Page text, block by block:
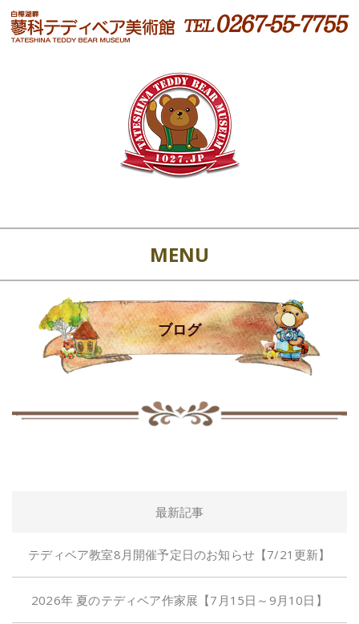
MENU
ブログ
最新記事
テディベア教室8月開催予定日のお知らせ【7/21更新】
2026年 夏のテディベア作家展【7月15日～9月10日】